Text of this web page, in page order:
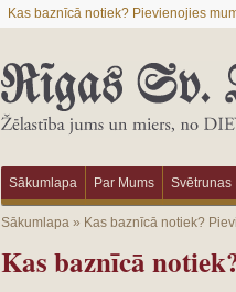
Kas baznīcā notiek? Pievienojies
Sākumlapa Par Mums Svētrunas
Sākumlapa» Kas baznīcā notiek?
Kas baznīcā